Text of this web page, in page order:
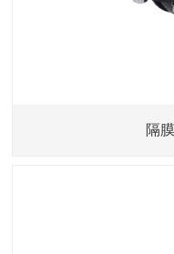
隔